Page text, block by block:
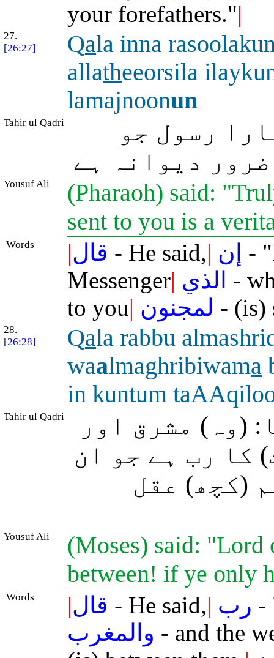
your forefathers."|
27.
[26:27]
Qala inna
allatheeorsila
lamajnoonun
Tahir ul Qadri
رسول جو
دیوانہ ہے
Yousuf Ali
(Pharaoh) said:
sent to you is a
Words |قال - He said,| إن -
Messenger| الذي -
to you| لمجنون - (is)
28.
[26:28]
Qala rabbu
waalmaghribiwama
in kuntum
Tahir ul Qadri
(وہ) مشرق اور
کا رب ہے جو ان
(کچھ) عقل
Yousuf Ali
(Moses) said: "Lord
between! if ye only
Words |قال - He said,| رب -
والمغرب - and the